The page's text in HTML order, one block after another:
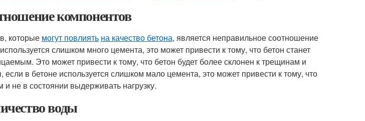
компонентов
которые могут повлиять на качество бетона, является неправильное соотношение
слишком много цемента, это может привести к тому, что бетон станет
Это может привести к тому, что бетон будет более склонен к трещинам и
в бетоне используется слишком мало цемента, это может привести к тому, что
и не в состоянии выдерживать нагрузку.
воды